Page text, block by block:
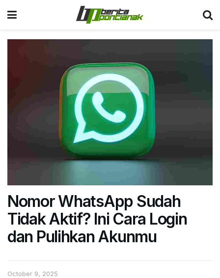
Nomor WhatsApp Sudah
Tidak Aktif? Ini Cara Login
dan Pulihkan Akunmu
October 9, 2025